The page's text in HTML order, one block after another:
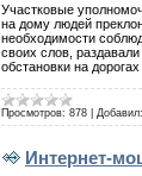
Участковые
на дому людей
необходимости
своих слов,
обстановки на
Просмотров: 878 Добавил:
Интернет-